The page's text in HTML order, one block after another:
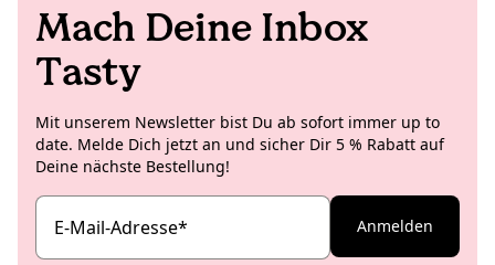
Mach Deine Inbox
Tasty
Mit unserem Newsletter bist Du ab sofort immer up to
date. Melde Dich jetzt an und sicher Dir 5 % Rabatt auf
Deine nächste Bestellung!
E-Mail-Adresse* Anmelden